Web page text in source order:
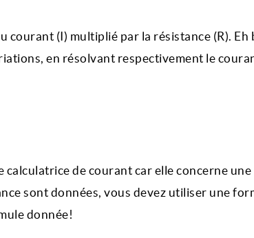
courant (I) multiplié par la résistance (R). Eh
en résolvant respectivement le
de courant car elle concerne une
sont données, vous devez utiliser une
donnée!